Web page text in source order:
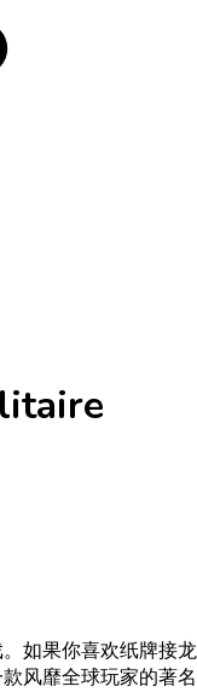
如果你喜欢纸牌接龙
风靡全球玩家的著名